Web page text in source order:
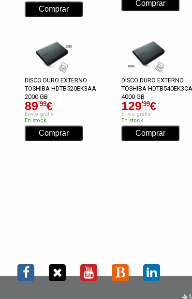
DISCO DURO EXTERNO
TOSHIBA HDTB520EK3AA
2000 GB
89'99€
Envío gratis
En stock
DISCO DURO EXTERNO
TOSHIBA HDTB540EK3CA
4000 GB
129'99€
Envío gratis
En stock